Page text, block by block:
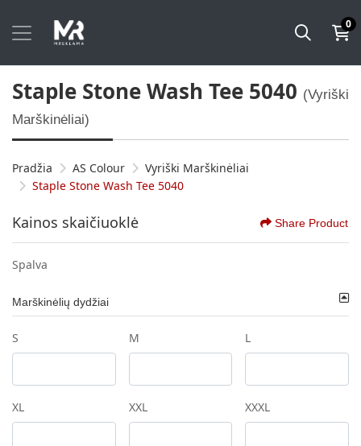
0
Staple Stone Wash Tee 5040 (Vyriški
Marškinėliai)
Pradžia AS Colour
Vyriški Marškinėliai
Staple Stone Wash Tee 5040
Kainos skaičiuoklė Share Product
Spalva
Marškinėlių dydžiai
S M L
XL XXL XXXL